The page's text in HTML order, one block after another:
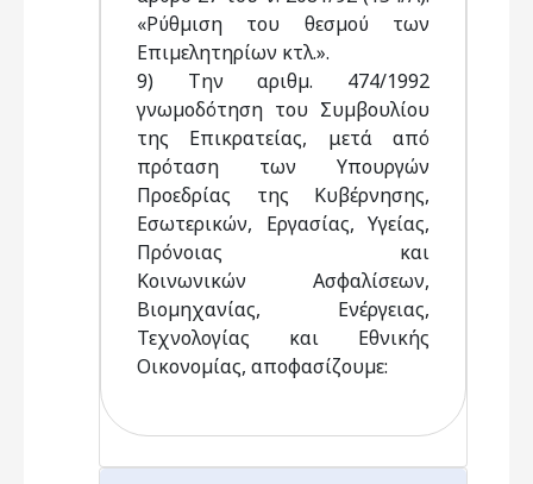
«Ρύθµιση του θεσµού των
Επιµελητηρίων κτλ.».
9) Την αριθµ. 474/1992
γνωµοδότηση του Συµβουλίου
της Επικρατείας, μετά από
πρόταση των Υπουργών
Προεδρίας της Κυβέρνησης,
Εσωτερικών, Εργασίας, Υγείας,
Πρόνοιας και
Κοινωνικών Ασφαλίσεων,
Βιοµηχανίας, Ενέργειας,
Τεχνολογίας και Εθνικής
Οικονοµίας, αποφασίζουµε: